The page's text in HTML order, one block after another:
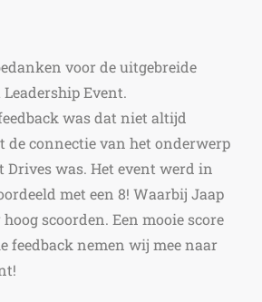
voor de uitgebreide
Event.
was dat niet altijd
connectie van het onderwerp
Drives was. Het event werd in
met een 8! Waarbij Jaap
scoorden. Een mooie score
feedback nemen wij mee naar